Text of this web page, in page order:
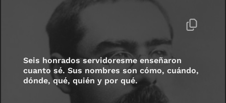
Seis honrados servidoresme enseñaron
cuanto sé. Sus nombres son cómo, cuándo,
dónde, qué, quién y por qué.